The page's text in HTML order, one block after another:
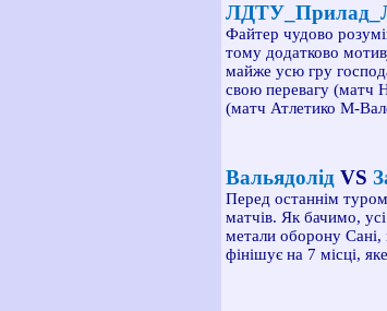
Файтер чудово
тому додатково
майже усю гру
свою перевагу (матч
(матч Атлетико М-
Вальядолід VS
Перед останнім
матчів. Як бачимо,
метали оборону Сані,
фінішує на 7 місці,